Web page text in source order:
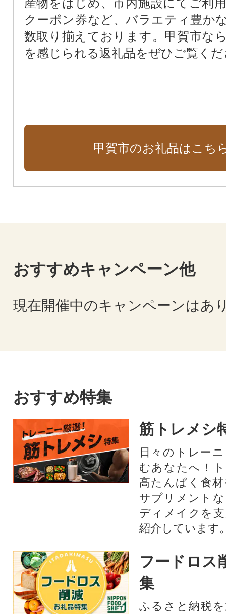
産物をはじめ、市内施設にてご利
クーポン券など、バラエティ豊か
数取り揃えております。甲賀市な
を感じられる返礼品をぜひご覧く
甲賀市のお礼品はこち
おすすめキャンペーン他
現在開催中のキャンペーンはあ
おすすめ特集
筋トレメシ
日々のトレー
むあなたへ！
高たんぱく食
サプリメント
ディメイクを
紹介しています
フードロス
集
ふるさと納税